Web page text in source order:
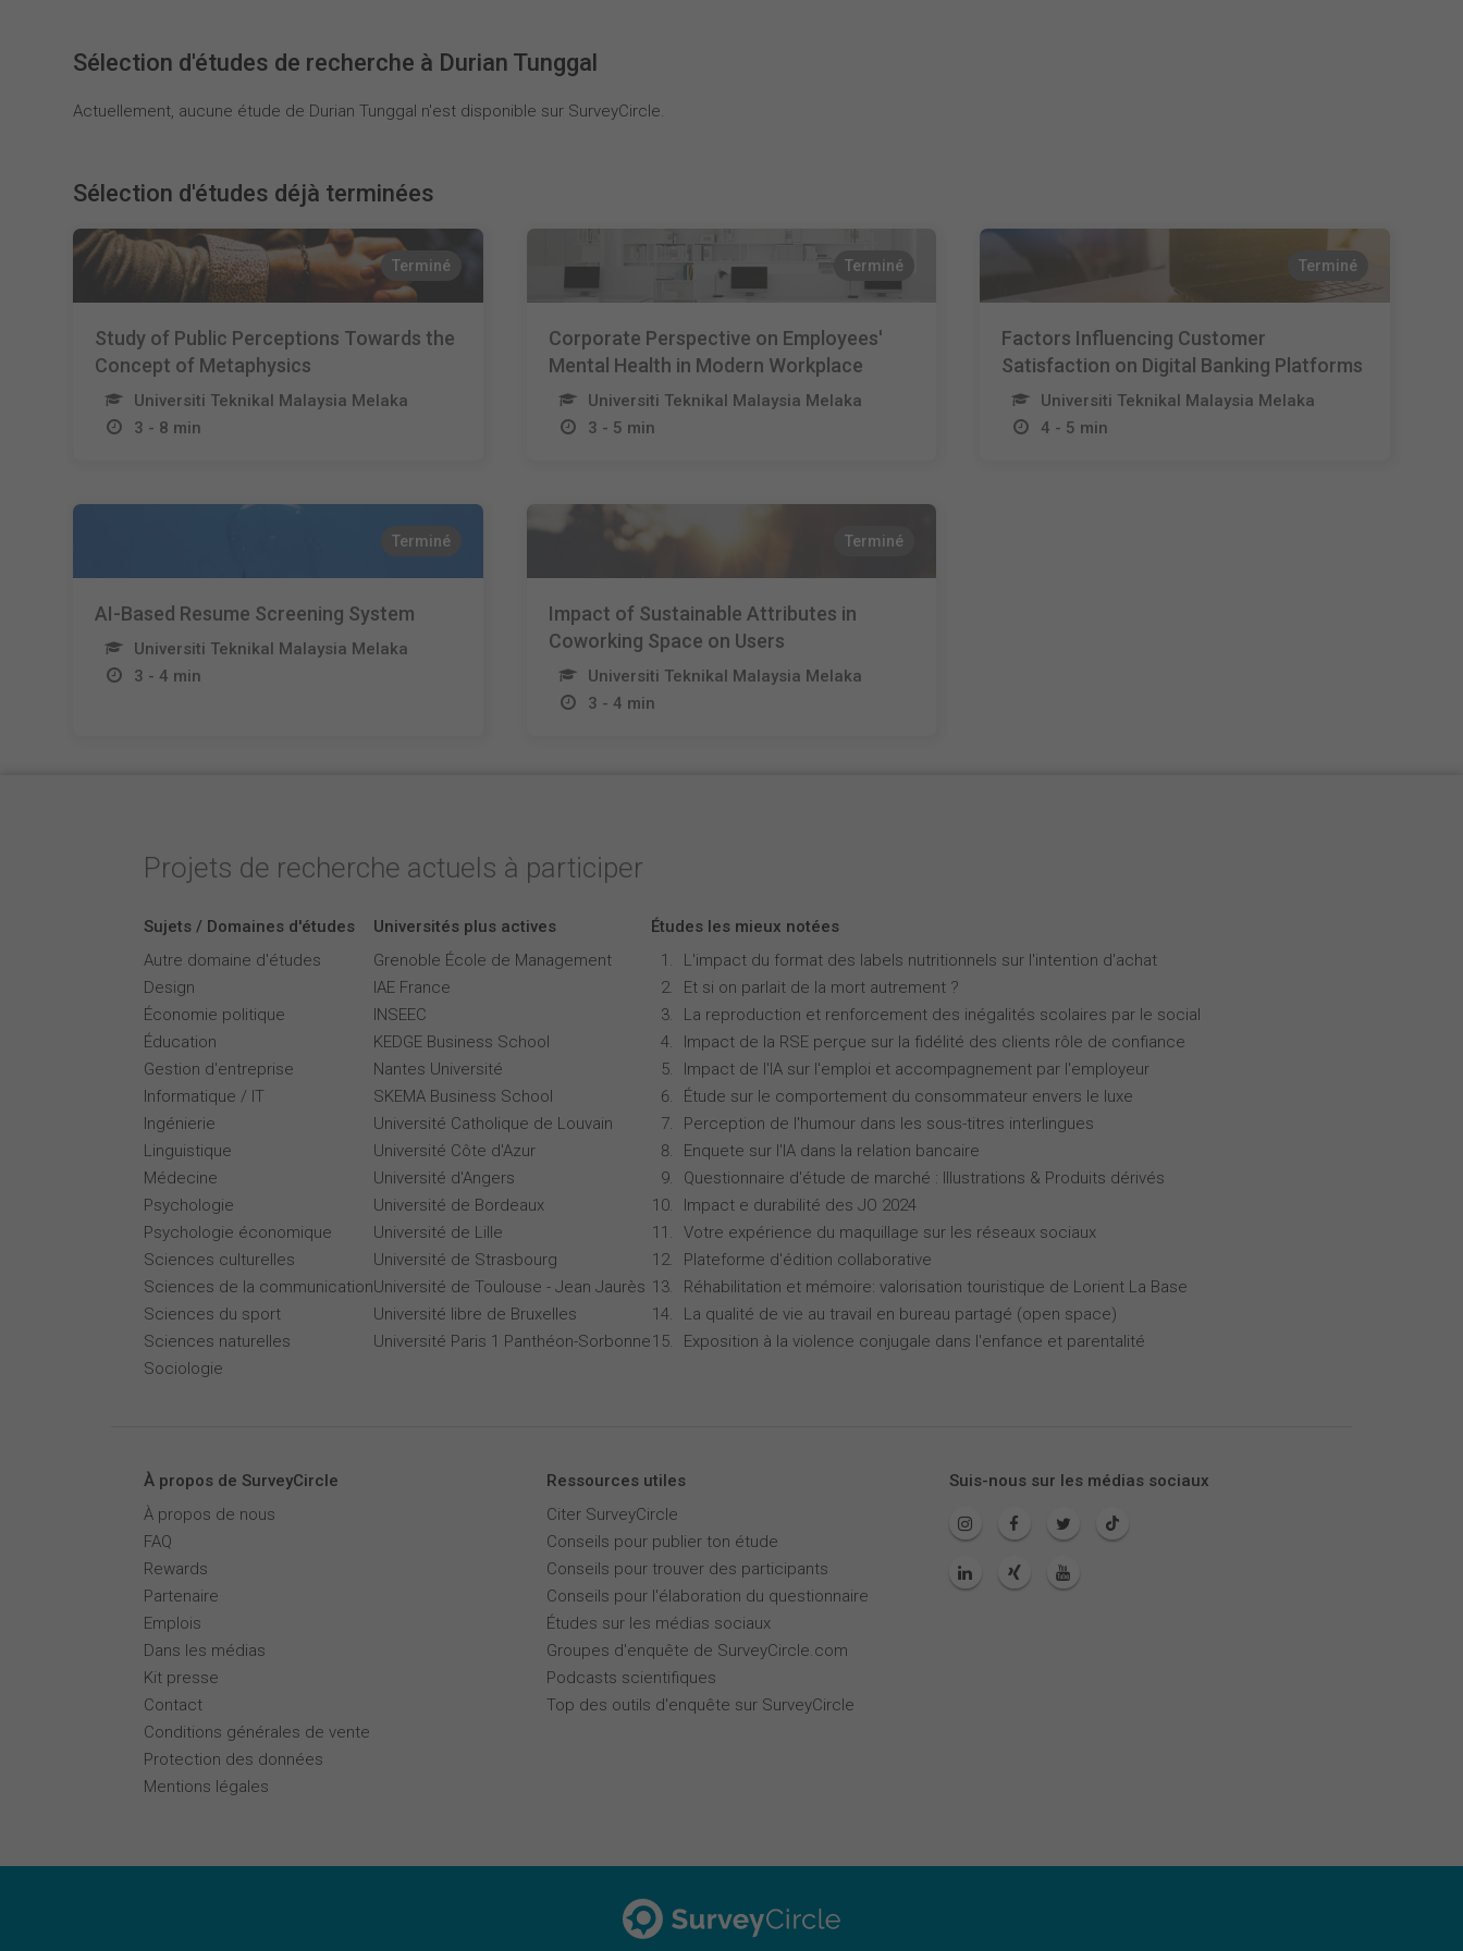
Sélection d'études de recherche à Durian Tunggal
Actuellement, aucune étude de Durian Tunggal n'est disponible sur SurveyCircle.
Sélection d'études déjà terminées
Terminé
Study of Public Perceptions Towards the
Concept of Metaphysics
Universiti Teknikal Malaysia Melaka
3 - 8 min
Terminé
Corporate Perspective on Employees'
Mental Health in Modern Workplace
Universiti Teknikal Malaysia Melaka
3 - 5 min
Terminé
Factors Influencing Customer
Satisfaction on Digital Banking Platforms
Universiti Teknikal Malaysia Melaka
4 - 5 min
Terminé
AI-Based Resume Screening System
Universiti Teknikal Malaysia Melaka
3 - 4 min
Terminé
Impact of Sustainable Attributes in
Coworking Space on Users
Universiti Teknikal Malaysia Melaka
3 - 4 min
Projets de recherche actuels à participer
Sujets / Domaines d'études
Autre domaine d'études
Design
Économie politique
Éducation
Gestion d'entreprise
Informatique / IT
Ingénierie
Linguistique
Médecine
Psychologie
Psychologie économique
Sciences culturelles
Sciences de la communication
Sciences du sport
Sciences naturelles
Sociologie
Universités plus actives
Grenoble École de Management
IAE France
INSEEC
KEDGE Business School
Nantes Université
SKEMA Business School
Université Catholique de Louvain
Université Côte d'Azur
Université d'Angers
Université de Bordeaux
Université de Lille
Université de Strasbourg
Université de Toulouse - Jean Jaurès
Université libre de Bruxelles
Université Paris 1 Panthéon-Sorbonne
Études les mieux notées
L'impact du format des labels nutritionnels sur l'intention d'achat
Et si on parlait de la mort autrement ?
La reproduction et renforcement des inégalités scolaires par le social
Impact de la RSE perçue sur la fidélité des clients rôle de confiance
Impact de l'IA sur l'emploi et accompagnement par l'employeur
Étude sur le comportement du consommateur envers le luxe
Perception de l'humour dans les sous-titres interlingues
Enquete sur l'IA dans la relation bancaire
Questionnaire d'étude de marché : Illustrations & Produits dérivés
Impact e durabilité des JO 2024
Votre expérience du maquillage sur les réseaux sociaux
Plateforme d'édition collaborative
Réhabilitation et mémoire: valorisation touristique de Lorient La Base
La qualité de vie au travail en bureau partagé (open space)
Exposition à la violence conjugale dans l'enfance et parentalité
À propos de SurveyCircle
À propos de nous
FAQ
Rewards
Partenaire
Emplois
Dans les médias
Kit presse
Contact
Conditions générales de vente
Protection des données
Mentions légales
Ressources utiles
Citer SurveyCircle
Conseils pour publier ton étude
Conseils pour trouver des participants
Conseils pour l'élaboration du questionnaire
Études sur les médias sociaux
Groupes d'enquête de SurveyCircle.com
Podcasts scientifiques
Top des outils d'enquête sur SurveyCircle
Suis-nous sur les médias sociaux